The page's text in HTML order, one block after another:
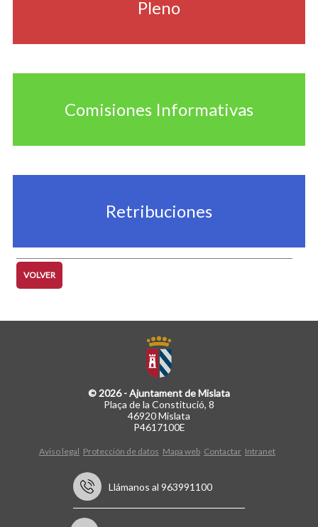
Pleno
Comisiones Informativas
Retribuciones
VOLVER
© 2026 - Ajuntament de Mislata
Plaça de la Constitució, 8
46920 Mislata
P4617100E
Aviso legal Protección de datos Mapa web Contactar Intranet
Llámanos al 963991100